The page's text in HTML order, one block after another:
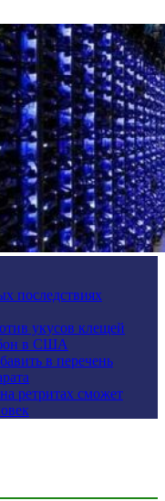
последствиях
укусов клещей
в США
в перечень
ретритах сможет